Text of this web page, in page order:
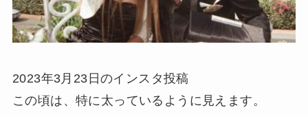
2023年3月23日のインスタ投稿
この頃は、特に太っているように見えます。